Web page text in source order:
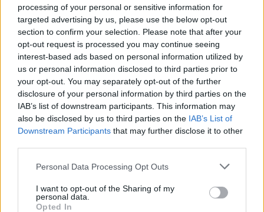
processing of your personal or sensitive information for
targeted advertising by us, please use the below opt-out
section to confirm your selection. Please note that after your
opt-out request is processed you may continue seeing
interest-based ads based on personal information utilized by
us or personal information disclosed to third parties prior to
your opt-out. You may separately opt-out of the further
disclosure of your personal information by third parties on the
IAB’s list of downstream participants. This information may
also be disclosed by us to third parties on the IAB’s List of
Downstream Participants that may further disclose it to other
Personal Data Processing Opt Outs
I want to opt-out of the Sharing of my
personal data.
Opted In
Εδώ έχουν προτεραιότητα οι έφιπποι
από 10/12 έως 12/12
Ροκσταριλικια